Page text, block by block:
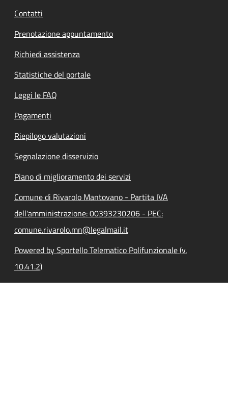
Contatti
Prenotazione appuntamento
Richiedi assistenza
Statistiche del portale
Leggi le FAQ
Pagamenti
Riepilogo valutazioni
Segnalazione disservizio
Piano di miglioramento dei servizi
Comune di Rivarolo Mantovano - Partita IVA
dell'amministrazione: 00393230206 - PEC:
comune.rivarolo.mn@legalmail.it
Powered by Sportello Telematico Polifunzionale (v.
10.41.2)